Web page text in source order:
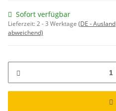
Sofort verfügbar
Lieferzeit:2 - 3 Werktage (DE - Ausland
abweichend)